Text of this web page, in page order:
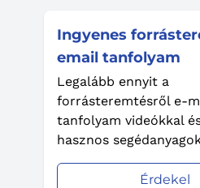
Ingyenes
email tanfolyam
Legalább ennyit a
forrásteremtésről e-
tanfolyam videókkal
hasznos
Érdekel